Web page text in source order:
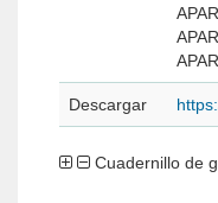
Descargar
Cuadernillo de